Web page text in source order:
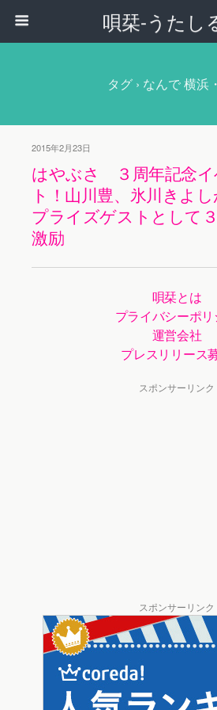
唄栞-うたし
タグ › なんで 横浜
2015年2月23日
はやぶさ ３周年記念イ
ト！山川豊、氷川きよ
プライズゲストとして
激励
唄栞とは
プライバシーポ
運営会社
プレスリリース
スポンサーリンク
スポンサーリンク